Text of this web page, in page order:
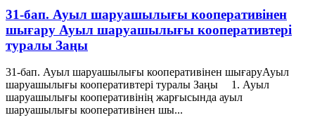
31-бап. Ауыл шаруашылығы кооперативінен
шығару Ауыл шаруашылығы кооперативтері
туралы Заңы
31-бап. Ауыл шаруашылығы кооперативінен шығаруАуыл
шаруашылығы кооперативтері туралы Заңы 1. Ауыл
шаруашылығы кооперативінің жарғысында ауыл
шаруашылығы кооперативінен шы...